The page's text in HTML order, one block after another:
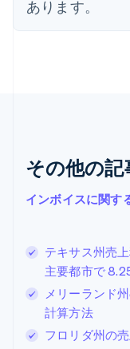
あります。
その他の記
インボイスに関す
テキサス州売
主要都市で
メリーランド
計算方法
フロリダ州の
DeutschEnglish
オランダ
クロアチア
English Italiano
ジブラルタル
English 简体中文
スイス
DeutschFrançais
スウェーデン
SvenskaEnglish
スペイン
EspañolEnglish